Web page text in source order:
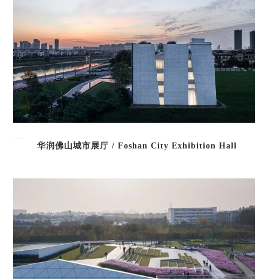
华润佛山城市展厅 / Foshan City Exhibition Hall